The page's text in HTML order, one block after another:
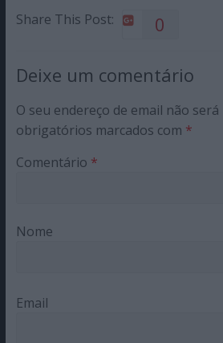
Share This Post: 0
Deixe um comentário
O seu endereço de email não
obrigatórios marcados com *
Comentário *
Nome
Email